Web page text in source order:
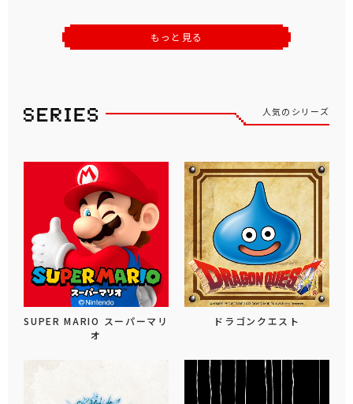
もっと見る
人気のシリーズ
SUPER MARIO スーパーマリ
オ
ドラゴンクエスト